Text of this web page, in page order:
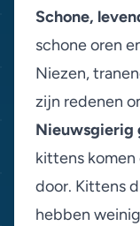
Schone,
schone oren
Niezen,
zijn redenen
Nieuwsgierig
kittens
door. Kittens
hebben